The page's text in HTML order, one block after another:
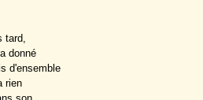
tard,
donné
d'ensemble
rien